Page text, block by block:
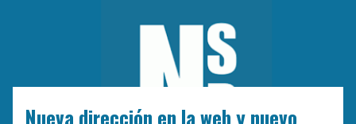
Nueva dirección en la web y nuevo